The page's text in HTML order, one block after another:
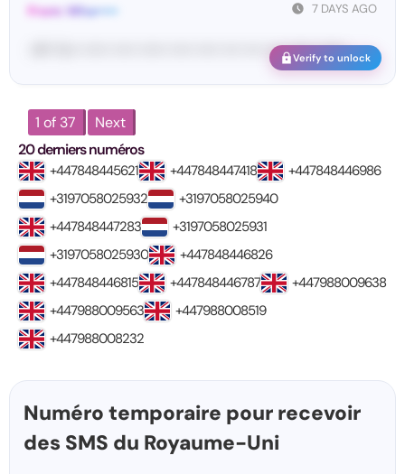
7 DAYS AGO
From: Wha•••••
<#• Yo•• •••••• ••••• •••••• ••••• ••••• •••• •••• •••• •••••• ••••••
Verify to unlock
1 of 37
Next
20 derniers numéros
+447848445621 +447848447418
+447848446986
+3197058025932
+3197058025940
+447848447283
+3197058025931
+3197058025930
+447848446826
+447848446815
+447848446787
+447988009638
+447988009563
+447988008519
+447988008232
Numéro temporaire pour recevoir
des SMS du Royaume-Uni